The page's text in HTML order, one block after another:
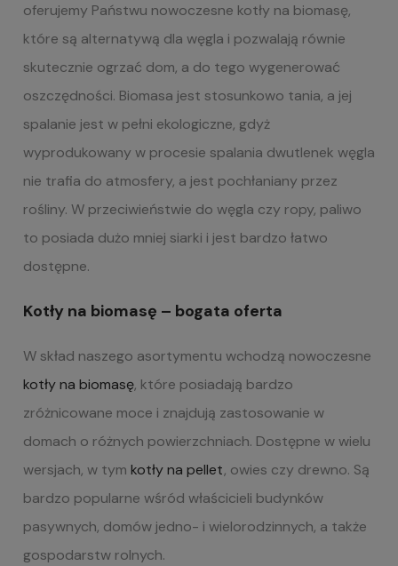
oferujemy Państwu nowoczesne kotły na biomasę,
które są alternatywą dla węgla i pozwalają równie
skutecznie ogrzać dom, a do tego wygenerować
oszczędności. Biomasa jest stosunkowo tania, a jej
spalanie jest w pełni ekologiczne, gdyż
wyprodukowany w procesie spalania dwutlenek węgla
nie trafia do atmosfery, a jest pochłaniany przez
rośliny. W przeciwieństwie do węgla czy ropy, paliwo
to posiada dużo mniej siarki i jest bardzo łatwo
dostępne.
Kotły na biomasę – bogata oferta
W skład naszego asortymentu wchodzą nowoczesne
kotły na biomasę, które posiadają bardzo
zróżnicowane moce i znajdują zastosowanie w
domach o różnych powierzchniach. Dostępne w wielu
wersjach, w tym kotły na pellet, owies czy drewno. Są
bardzo popularne wśród właścicieli budynków
pasywnych, domów jedno- i wielorodzinnych, a także
gospodarstw rolnych.